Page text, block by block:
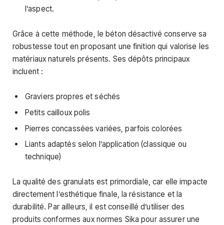
l’aspect.
Grâce à cette méthode, le béton désactivé conserve sa
robustesse tout en proposant une finition qui valorise les
matériaux naturels présents. Ses dépôts principaux
incluent :
Graviers propres et séchés
Petits cailloux polis
Pierres concassées variées, parfois colorées
Liants adaptés selon l’application (classique ou
technique)
La qualité des granulats est primordiale, car elle impacte
directement l’esthétique finale, la résistance et la
durabilité. Par ailleurs, il est conseillé d’utiliser des
produits conformes aux normes Sika pour assurer une